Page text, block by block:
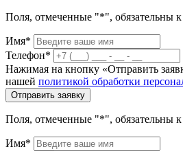
Поля, отмеченные "*", обязательны
Имя*
Телефон*
Нажимая на кнопку «Отправить
нашей политикой обработки
Отправить заявку
Поля, отмеченные "*", обязательны
Имя*